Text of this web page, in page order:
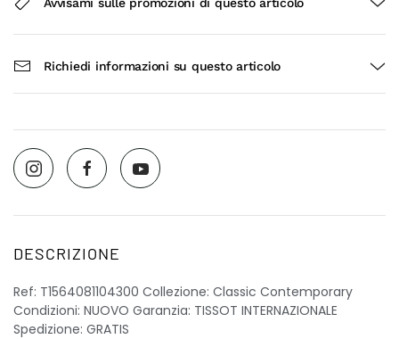
Richiedi informazioni su questo articolo
DESCRIZIONE
Ref: T1564081104300 Collezione: Classic Contemporary
Condizioni: NUOVO Garanzia: TISSOT INTERNAZIONALE
Spedizione: GRATIS